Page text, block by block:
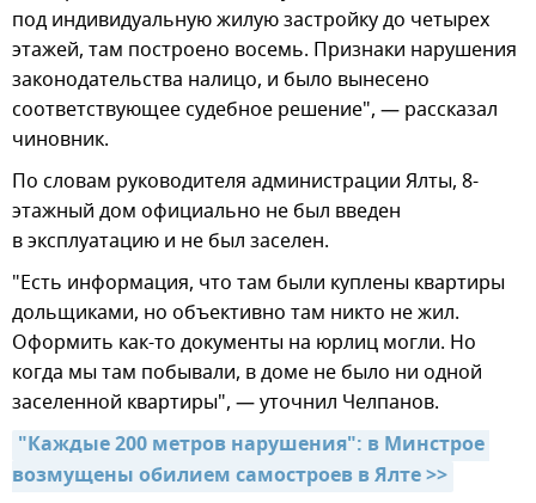
под индивидуальную жилую застройку до четырех
этажей, там построено восемь. Признаки нарушения
законодательства налицо, и было вынесено
соответствующее судебное решение", — рассказал
чиновник.
По словам руководителя администрации Ялты, 8-
этажный дом официально не был введен
в эксплуатацию и не был заселен.
"Есть информация, что там были куплены квартиры
дольщиками, но объективно там никто не жил.
Оформить как-то документы на юрлиц могли. Но
когда мы там побывали, в доме не было ни одной
заселенной квартиры", — уточнил Челпанов.
"Каждые 200 метров нарушения": в Минстрое
возмущены обилием самостроев в Ялте >>